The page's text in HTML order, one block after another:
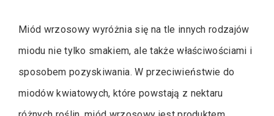
Miód wrzosowy wyróżnia się na tle innych rodzajów
miodu nie tylko smakiem, ale także właściwościami i
sposobem pozyskiwania. W przeciwieństwie do
miodów kwiatowych, które powstają z nektaru